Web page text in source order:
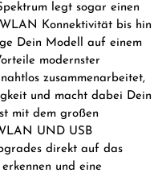
legt sogar einen
Konnektivität bis hin
Dein Modell auf einem
modernster
zusammenarbeitet,
und macht dabei Dein
mit dem großen
UND USB
direkt auf das
und eine